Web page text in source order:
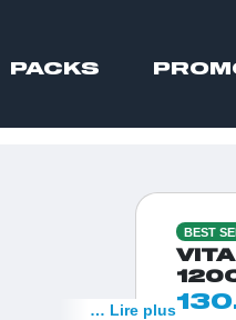
PACKS
BEST
… Lire plus